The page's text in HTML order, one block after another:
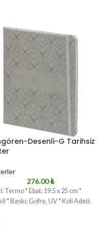
Desenli-G Tarihsiz
276.00₺
Termo * Ebat: 19.5 x 25 cm *
* Baskı: Gofre, UV * Koli Adeti: